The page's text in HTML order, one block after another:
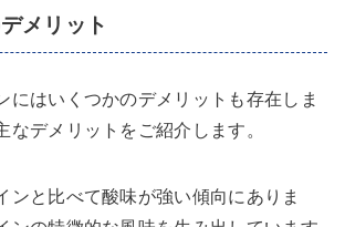
メリット
にはいくつかのデメリットも存在しま
なデメリットをご紹介します。
ンと比べて酸味が強い傾向にありま